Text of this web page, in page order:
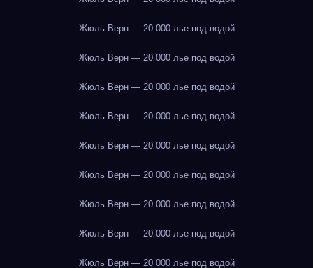
Жюль Верн — 20 000 лье под водой
Жюль Верн — 20 000 лье под водой
Жюль Верн — 20 000 лье под водой
Жюль Верн — 20 000 лье под водой
Жюль Верн — 20 000 лье под водой
Жюль Верн — 20 000 лье под водой
Жюль Верн — 20 000 лье под водой
Жюль Верн — 20 000 лье под водой
Жюль Верн — 20 000 лье под водой